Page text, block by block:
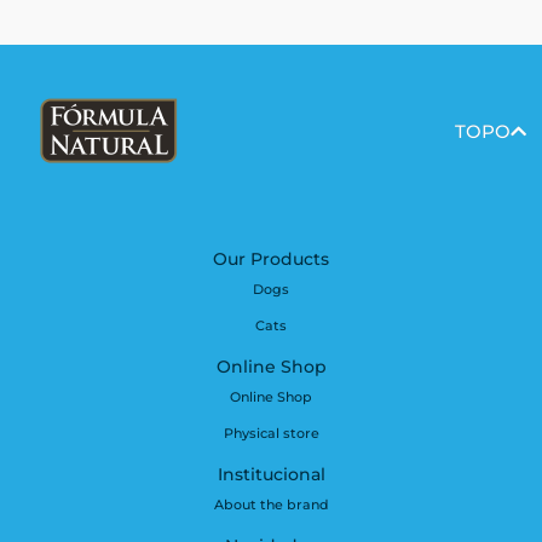
TOPO
Our Products
Dogs
Cats
Online Shop
Online Shop
Physical store
Institucional
About the brand